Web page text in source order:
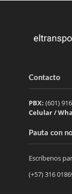
Contacto
PBX: (601)
Celular /
Pauta con
Escríbenos
(+57) 316